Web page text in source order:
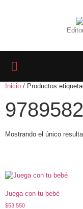
Inicio / Productos
Mostrando el único
Juega con tu bebé
$53.550